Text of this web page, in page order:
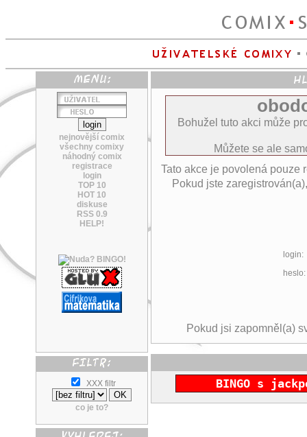
nejnovější comix
všechny comixy
náhodný comix
registrace
login
TOP 10
HOT 10
diskuse
RSS 0.9
HELP!
XXX filtr
co je to?
Bohužel tuto akci může
Můžete se ale
Tato akce je povolená pouze
Pokud jste
login:
heslo:
Pokud jsi zapomněl(a)
BINGO s